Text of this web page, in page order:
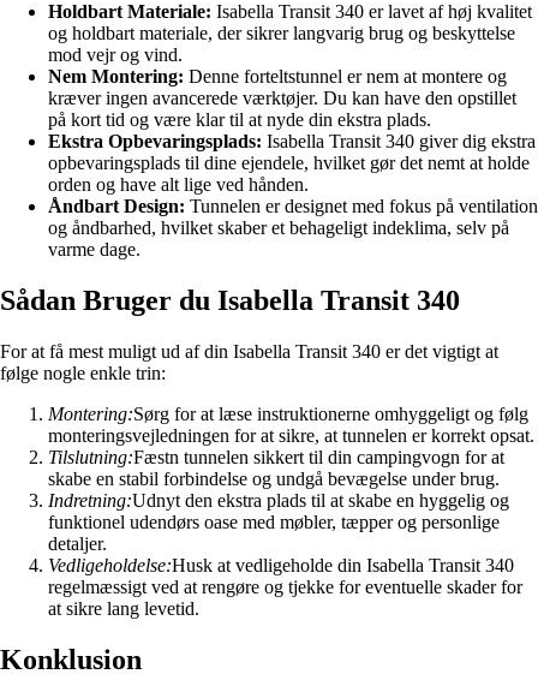
Holdbart Materiale: Isabella Transit 340 er lavet af høj kvalitet
og holdbart materiale, der sikrer langvarig brug og beskyttelse
mod vejr og vind.
Nem Montering: Denne forteltstunnel er nem at montere og
kræver ingen avancerede værktøjer. Du kan have den opstillet
på kort tid og være klar til at nyde din ekstra plads.
Ekstra Opbevaringsplads: Isabella Transit 340 giver dig ekstra
opbevaringsplads til dine ejendele, hvilket gør det nemt at holde
orden og have alt lige ved hånden.
Åndbart Design: Tunnelen er designet med fokus på ventilation
og åndbarhed, hvilket skaber et behageligt indeklima, selv på
varme dage.
Sådan Bruger du Isabella Transit 340
For at få mest muligt ud af din Isabella Transit 340 er det vigtigt at
følge nogle enkle trin:
Montering:Sørg for at læse instruktionerne omhyggeligt og følg
monteringsvejledningen for at sikre, at tunnelen er korrekt opsat.
Tilslutning:Fæstn tunnelen sikkert til din campingvogn for at
skabe en stabil forbindelse og undgå bevægelse under brug.
Indretning:Udnyt den ekstra plads til at skabe en hyggelig og
funktionel udendørs oase med møbler, tæpper og personlige
detaljer.
Vedligeholdelse:Husk at vedligeholde din Isabella Transit 340
regelmæssigt ved at rengøre og tjekke for eventuelle skader for
at sikre lang levetid.
Konklusion